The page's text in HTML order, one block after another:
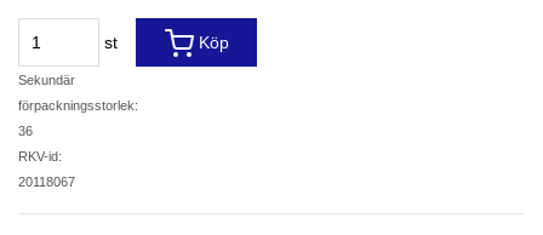
st
Sekundär
förpackningsstorlek:
36
RKV-id:
20118067
Köp